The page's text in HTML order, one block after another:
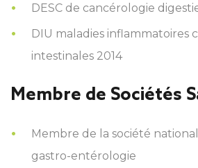
DESC de cancérologie
DIU maladies inflammatoires
intestinales 2014
Membre de Sociétés
Membre de la société
gastro-entérologie